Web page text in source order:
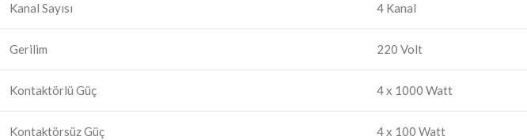
Kanal Sayısı 4 Kanal
Gerilim 220 Volt
Kontaktörlü Güç 4 x 1000 Watt
Kontaktörsüz Güç 4 x 100 Watt